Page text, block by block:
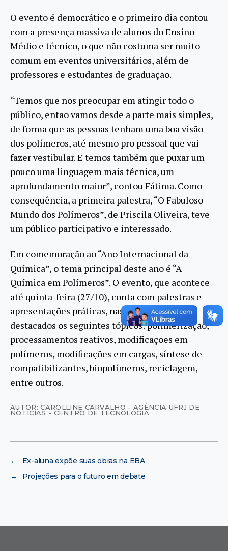
O evento é democrático e o primeiro dia contou
com a presença massiva de alunos do Ensino
Médio e técnico, o que não costuma ser muito
comum em eventos universitários, além de
professores e estudantes de graduação.
“Temos que nos preocupar em atingir todo o
público, então vamos desde a parte mais simples,
de forma que as pessoas tenham uma boa visão
dos polímeros, até mesmo pro pessoal que vai
fazer vestibular. E temos também que puxar um
pouco uma linguagem mais técnica, um
aprofundamento maior”, contou Fátima. Como
consequência, a primeira palestra, “O Fabuloso
Mundo dos Polímeros”, de Priscila Oliveira, teve
um público participativo e interessado.
Em comemoração ao “Ano Internacional da
Química”, o tema principal deste ano é “A
Química em Polímeros”. O evento, que acontece
até quinta-feira (27/10), conta com palestras e
apresentações práticas, nas quais serão
destacados os seguintes tópicos: polimerização,
processamentos reativos, modificações em
polímeros, modificações em cargas, síntese de
compatibilizantes, biopolímeros, reciclagem,
entre outros.
AUTOR: CAROLLINE CARVALHO - AGÊNCIA UFRJ DE
NOTÍCIAS - CENTRO DE TECNOLOGIA
←
Ex-aluna expõe suas obras na EBA
→
Projeções para o futuro em debate